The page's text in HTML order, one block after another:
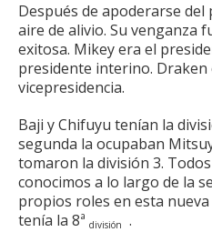
Después de apoderarse
aire de alivio. Su venganza
exitosa. Mikey era el
presidente interino. Draken
vicepresidencia.
Baji y Chifuyu tenían la
segunda la ocupaban
tomaron la división 3.
conocimos a lo largo de la
propios roles en esta nueva
tenía la 8ª división
.